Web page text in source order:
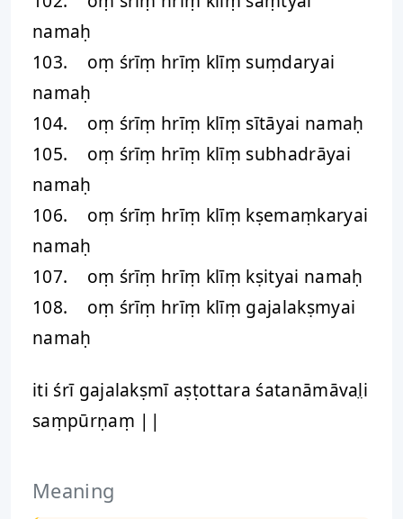
namaḥ
103. oṃ śrīṃ hrīṃ klīṃ suṃdaryai
namaḥ
104. oṃ śrīṃ hrīṃ klīṃ sītāyai namaḥ
105. oṃ śrīṃ hrīṃ klīṃ subhadrāyai
namaḥ
106. oṃ śrīṃ hrīṃ klīṃ kṣemaṃkaryai
namaḥ
107. oṃ śrīṃ hrīṃ klīṃ kṣityai namaḥ
108. oṃ śrīṃ hrīṃ klīṃ gajalakṣmyai
namaḥ
iti śrī gajalakṣmī aṣṭottara śatanāmāval̤i
saṃpūrṇaṃ ||
Meaning